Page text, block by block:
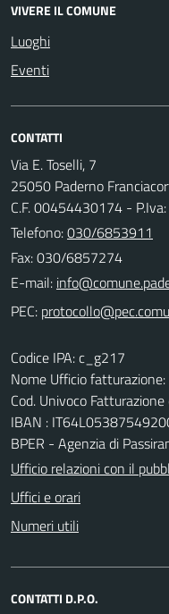
VIVERE IL COMUNE
Luoghi
Eventi
CONTATTI
Via E. Toselli, 7
25050 Paderno
C.F. 00454430174 -
Telefono:030/6853911
Fax: 030/6857274
E-mail:
PEC:
Codice IPA: c_g217
Nome Ufficio
Cod. Univoco
IBAN :
BPER - Agenzia di
Ufficio relazioni con il
Uffici e orari
Numeri utili
CONTATTI D.P.O.